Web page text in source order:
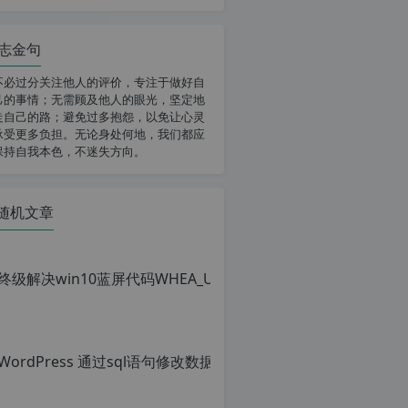
金句
必过分关注他人的评价，专注于做好自
的事情；无需顾及他人的眼光，坚定地
自己的路；避免过多抱怨，以免让心灵
受更多负担。无论身处何地，我们都应
持自我本色，不迷失方向。
机文章